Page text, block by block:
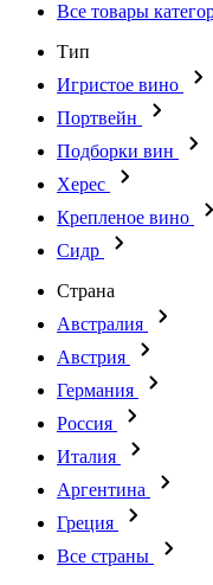
Все товары
Тип
Игристое вино
Портвейн
Подборки вин
Херес
Крепленое вино
Сидр
Страна
Австралия
Австрия
Германия
Россия
Италия
Аргентина
Греция
Все страны